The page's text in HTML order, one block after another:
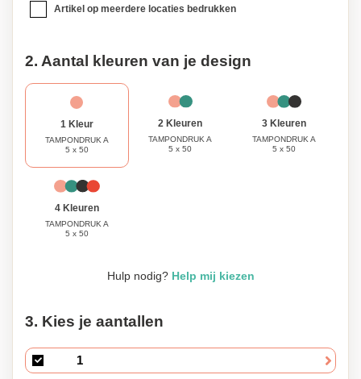
Artikel op meerdere locaties bedrukken
2. Aantal kleuren van je design
1 Kleur
TAMPONDRUK A
5 x 50
2 Kleuren
TAMPONDRUK A
5 x 50
3 Kleuren
TAMPONDRUK A
5 x 50
4 Kleuren
TAMPONDRUK A
5 x 50
Hulp nodig? Help mij kiezen
3. Kies je aantallen